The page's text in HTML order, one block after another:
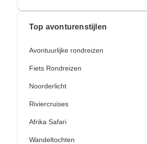
Top avonturenstijlen
Avontuurlijke rondreizen
Fiets Rondreizen
Noorderlicht
Riviercruises
Afrika Safari
Wandeltochten